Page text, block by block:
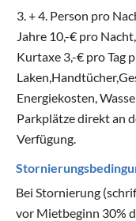
3. + 4. Person pro
Jahre 10,-€ pro
Kurtaxe 3,-€ pro Tag
Energiekosten,
Parkplätze direkt an
Verfügung.
Bei Stornierung
vor Mietbeginn 30%